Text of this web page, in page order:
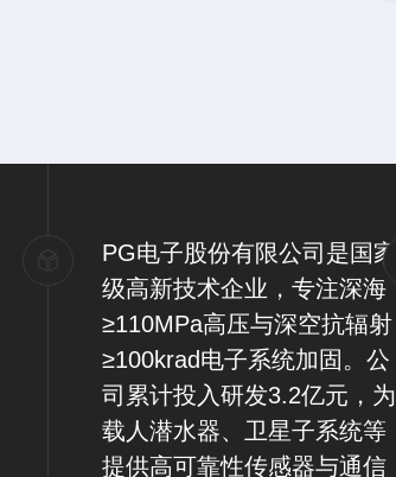
PG电子股份有限公司是国家
级高新技术企业，专注深海
≥110MPa高压与深空抗辐射
≥100krad电子系统加固。公
司累计投入研发3.2亿元，为
载人潜水器、卫星子系统等
提供高可靠性传感器与通信